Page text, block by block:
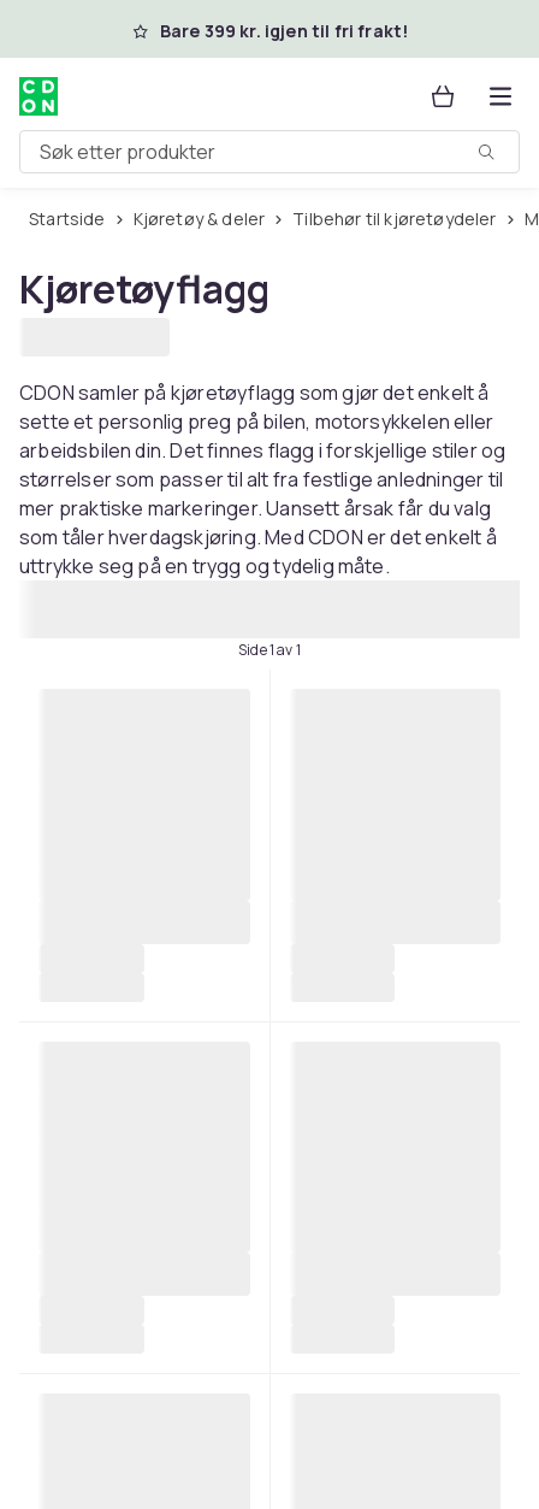
Hopp til hovedinnholdBare 399 kr. igjen til fri frakt!
Søk etter produkter
Startside Kjøretøy & deler Tilbehør til kjøretøydeler
Kjøretøyflagg
CDON samler på kjøretøyflagg som gjør det enkelt å
sette et personlig preg på bilen, motorsykkelen eller
arbeidsbilen din. Det finnes flagg i forskjellige stiler og
størrelser som passer til alt fra festlige anledninger til
mer praktiske markeringer. Uansett årsak får du valg
som tåler hverdagskjøring. Med CDON er det enkelt å
uttrykke seg på en trygg og tydelig måte.
Side 1 av 1